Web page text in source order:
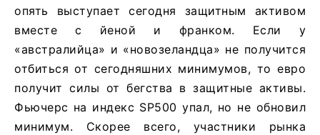
опять выступает сегодня защитным активом
вместе с йеной и франком. Если у
«австралийца» и «новозеландца» не получится
отбиться от сегодняшних минимумов, то евро
получит силы от бегства в защитные активы.
Фьючерс на индекс SP500 упал, но не обновил
минимум. Скорее всего, участники рынка